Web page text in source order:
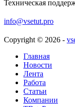
08.08.2026 00:08:03
EvertyDesk: я
07.08.2026 23:48:36
Suno начал
07.08.2026 23:36:52
Техническая
info@vsetut.pro
Copyright © 2026 -
Главная
Новости
Лента
Работа
Статьи
Компании